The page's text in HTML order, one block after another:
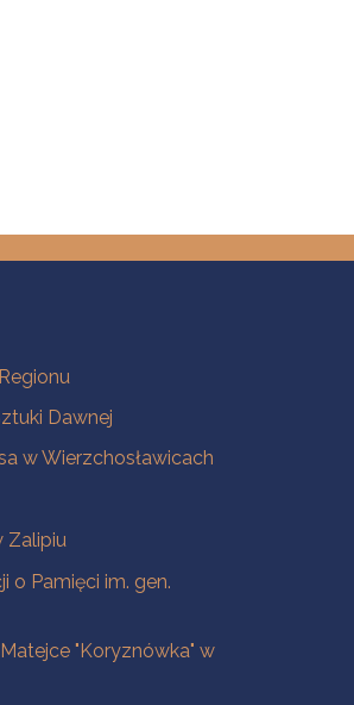
Dawnej
w Wierzchosławicach
Zalipiu
o Pamięci im. gen.
"Koryznówka" w